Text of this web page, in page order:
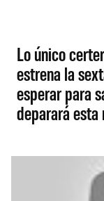
Lo único
estrena la
esperar para
deparará esta